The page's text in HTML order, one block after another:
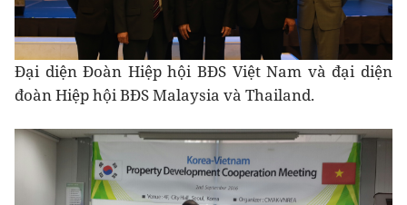
Đại diện Đoàn Hiệp hội BĐS Việt Nam và đại diện
đoàn Hiệp hội BĐS Malaysia và Thailand.